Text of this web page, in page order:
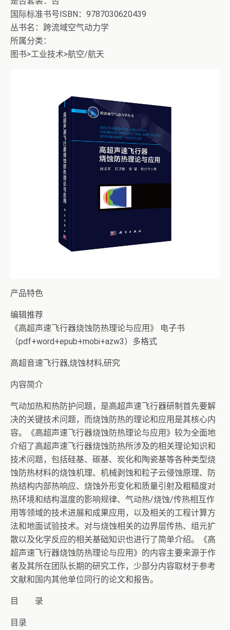
国际标准书号ISBN：9787030620439
丛书名：跨流域空气动力学
所属分类：
图书>工业技术>航空/航天
产品特色
编辑推荐
《高超声速飞行器烧蚀防热理论与应用》 电子书
（pdf+word+epub+mobi+azw3）多格式
高超音速飞行器,烧蚀材料,研究
内容简介
气动加热和热防护问题，是高超声速飞行器研制首先要解
决的关键技术问题，而烧蚀防热的理论和应用是其核心内
容。《高超声速飞行器烧蚀防热理论与应用》较为全面地
介绍了高超声速飞行器烧蚀防热所涉及的相关理论知识和
技术问题，包括硅基、碳基、炭化和陶瓷基等各种类型烧
蚀防热材料的烧蚀机理、机械剥蚀和粒子云侵蚀原理、防
热结构内部热响应、烧蚀外形变化和质量引射及粗糙度对
热环境和结构温度的影响规律、气动热/烧蚀/传热相互作
用等领域的技术进展和成果应用，以及相关的工程计算方
法和地面试验技术。对与烧蚀相关的边界层传热、组元扩
散以及化学反应的相关基础知识也进行了简单介绍。《高
超声速飞行器烧蚀防热理论与应用》的内容主要来源于作
者及其所在团队长期的研究工作，少部分内容取材于参考
文献和国内其他单位同行的论文和报告。
目 录
目录